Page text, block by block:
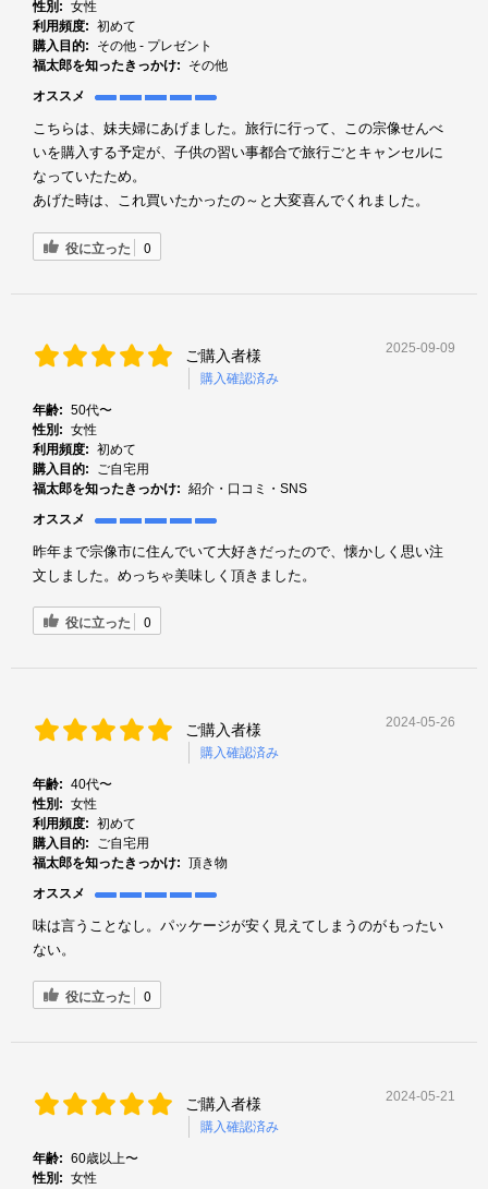
性別: 女性
利用頻度: 初めて
購入目的:
その他 - プレゼント
福太郎を知ったきっかけ:
その他
オススメ
こちらは、妹夫婦にあげました。旅行に行って、この宗像せんべ
いを購入する予定が、子供の習い事都合で旅行ごとキャンセルに
なっていたため。
あげた時は、これ買いたかったの～と大変喜んでくれました。
役に立った 0
ご購入者様
購入確認済み
2025-09-09
年齢: 50代〜
性別: 女性
利用頻度: 初めて
購入目的:
ご自宅用
福太郎を知ったきっかけ: 紹介・口コミ・SNS
オススメ
昨年まで宗像市に住んでいて大好きだったので、懐かしく思い注
文しました。めっちゃ美味しく頂きました。
役に立った 0
ご購入者様
購入確認済み
2024-05-26
年齢: 40代〜
性別: 女性
利用頻度: 初めて
購入目的:
ご自宅用
福太郎を知ったきっかけ: 頂き物
オススメ
味は言うことなし。パッケージが安く見えてしまうのがもったい
ない。
役に立った 0
ご購入者様
購入確認済み
2024-05-21
年齢: 60歳以上〜
性別: 女性